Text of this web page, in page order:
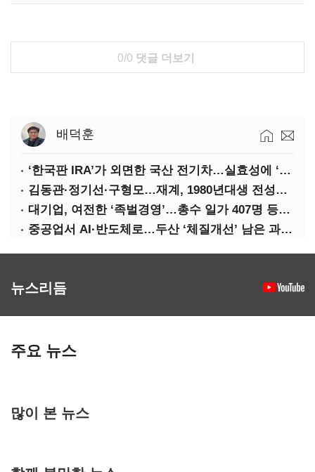
0/0 댓글 더보기
배덕훈
‘한국판 IRA’가 외면한 국산 전기차…실효성에 ‘의문’
김동관·정기선·구형모…재계, 1980년대생 전성시대
대기업, 여전한 ‘족벌경영’…총수 일가 407명 등기임원
중공업서 AI·반도체로…두산 ‘체질개선’ 남은 과제는
뉴스리듬
주요 뉴스
많이 본 뉴스